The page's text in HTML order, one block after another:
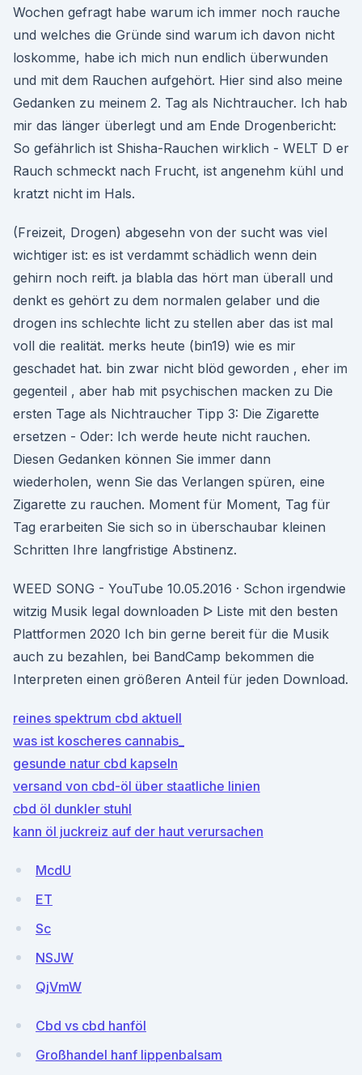
Wochen gefragt habe warum ich immer noch rauche
und welches die Gründe sind warum ich davon nicht
loskomme, habe ich mich nun endlich überwunden
und mit dem Rauchen aufgehört. Hier sind also meine
Gedanken zu meinem 2. Tag als Nichtraucher. Ich hab
mir das länger überlegt und am Ende Drogenbericht:
So gefährlich ist Shisha-Rauchen wirklich - WELT D er
Rauch schmeckt nach Frucht, ist angenehm kühl und
kratzt nicht im Hals.
(Freizeit, Drogen) abgesehn von der sucht was viel
wichtiger ist: es ist verdammt schädlich wenn dein
gehirn noch reift. ja blabla das hört man überall und
denkt es gehört zu dem normalen gelaber und die
drogen ins schlechte licht zu stellen aber das ist mal
voll die realität. merks heute (bin19) wie es mir
geschadet hat. bin zwar nicht blöd geworden , eher im
gegenteil , aber hab mit psychischen macken zu Die
ersten Tage als Nichtraucher Tipp 3: Die Zigarette
ersetzen - Oder: Ich werde heute nicht rauchen.
Diesen Gedanken können Sie immer dann
wiederholen, wenn Sie das Verlangen spüren, eine
Zigarette zu rauchen. Moment für Moment, Tag für
Tag erarbeiten Sie sich so in überschaubar kleinen
Schritten Ihre langfristige Abstinenz.
WEED SONG - YouTube 10.05.2016 · Schon irgendwie
witzig Musik legal downloaden ᐅ Liste mit den besten
Plattformen 2020 Ich bin gerne bereit für die Musik
auch zu bezahlen, bei BandCamp bekommen die
Interpreten einen größeren Anteil für jeden Download.
reines spektrum cbd aktuell
was ist koscheres cannabis_
gesunde natur cbd kapseln
versand von cbd-öl über staatliche linien
cbd öl dunkler stuhl
kann öl juckreiz auf der haut verursachen
McdU
ET
Sc
NSJW
QjVmW
Cbd vs cbd hanföl
Großhandel hanf lippenbalsam